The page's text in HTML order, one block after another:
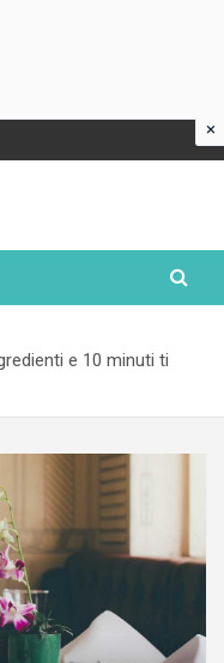
e 10 minuti ti
×